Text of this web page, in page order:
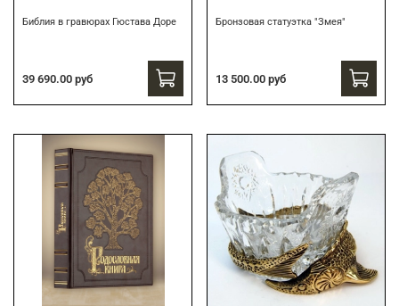
Библия в гравюрах Гюстава Доре
39 690.00 руб
Бронзовая статуэтка "Змея"
13 500.00 руб